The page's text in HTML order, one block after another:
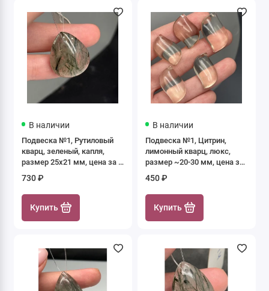
В наличии
Подвеска №1, Рутиловый
кварц, зеленый, капля,
размер 25х21 мм, цена за 1
730 ₽
Купить
В наличии
Подвеска №1, Цитрин,
лимонный кварц, люкс,
размер ~20-30 мм, цена за
450 ₽
Купить